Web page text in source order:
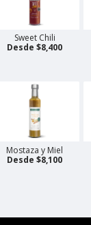
Sweet Chili
Desde $8,400
Mostaza y Miel
Desde $8,100